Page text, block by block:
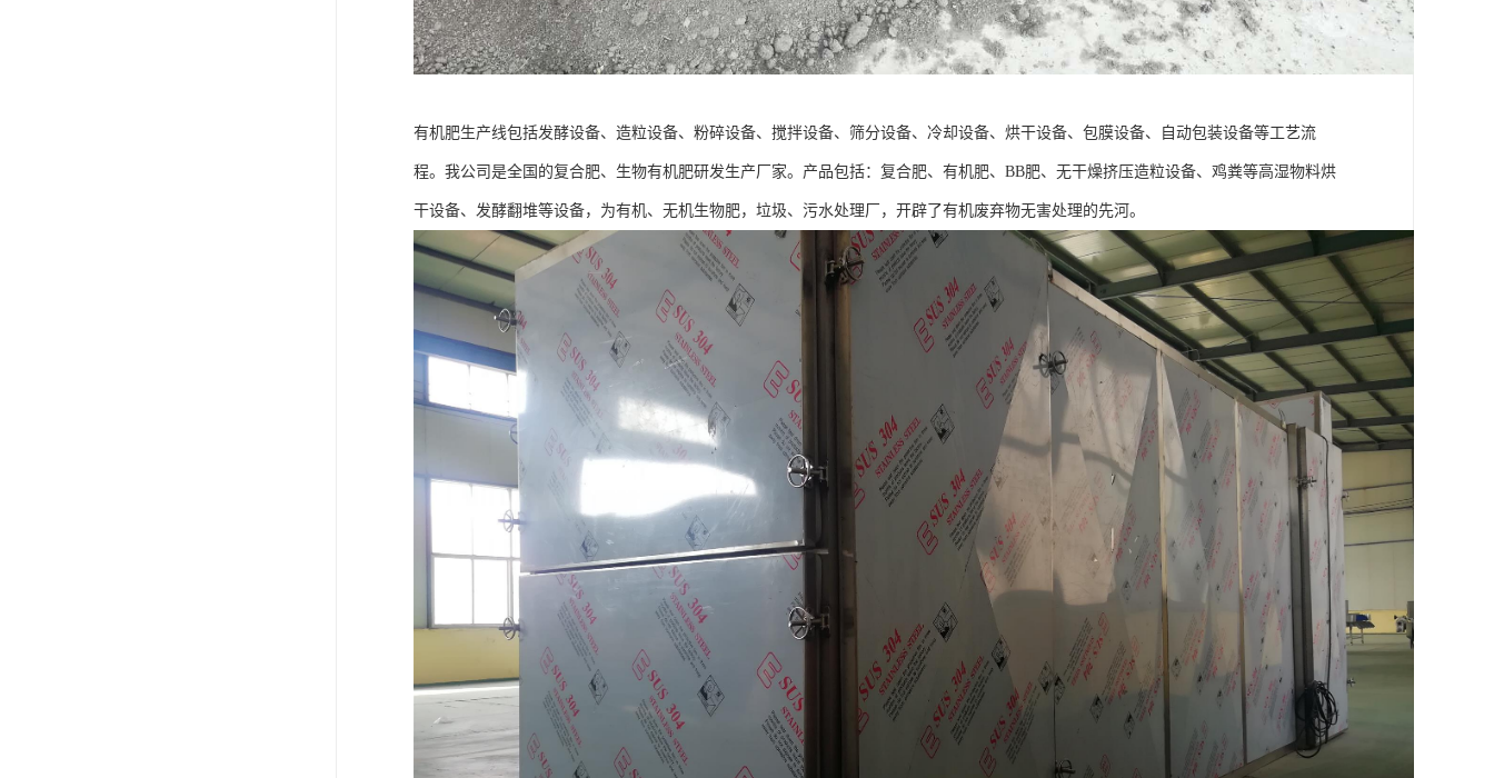
有机肥生产线包括发酵设备、造粒设备、粉碎设备、搅拌设备、筛分设备、冷却设备、烘干设备、包膜设备、自动包装设备等工艺流
程。我公司是全国的复合肥、生物有机肥研发生产厂家。产品包括：复合肥、有机肥、BB肥、无干燥挤压造粒设备、鸡粪等高湿物料烘
干设备、发酵翻堆等设备，为有机、无机生物肥，垃圾、污水处理厂，开辟了有机废弃物无害处理的先河。